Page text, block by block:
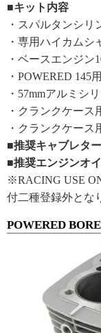
■キット内容
・スパルタンシリ
・専用ハイカムシ
・ベースエンジン
・POWERED 145
・57mmアルミシ
・クランクケース
・クランクケース
■推奨キャブレター
■推奨エンジンオ
※RACING USE
付二種登録外とな
POWERED